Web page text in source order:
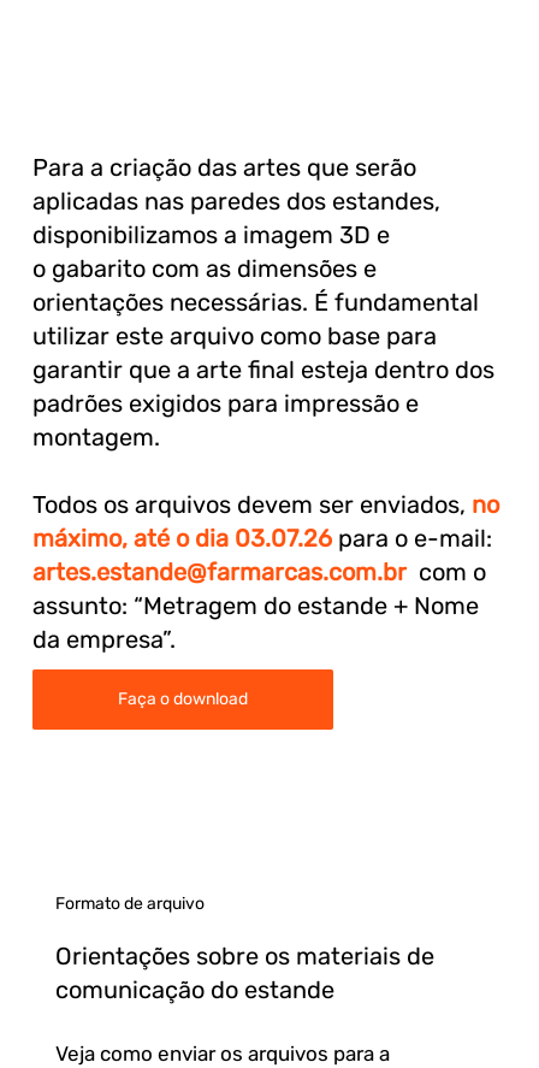
Para a criação das artes que serão
aplicadas nas paredes dos estandes,
disponibilizamos a imagem 3D e
o gabarito com as dimensões e
orientações necessárias. É fundamental
utilizar este arquivo como base para
garantir que a arte final esteja dentro dos
padrões exigidos para impressão e
montagem.
Todos os arquivos devem ser enviados, no
máximo, até o dia 03.07.26 para o e-mail:
artes.estande@farmarcas.com.brcom o
assunto: “Metragem do estande + Nome
da empresa”.
Faça o download
Formato de arquivo
Orientações sobre os materiais de
comunicação do estande
Veja como enviar os arquivos para a